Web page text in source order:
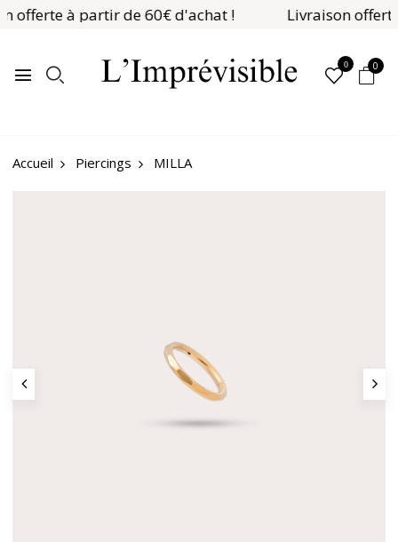
offerte à partir de 60€ d'achat ! Livraison
0 0
Accueil Piercings MILLA